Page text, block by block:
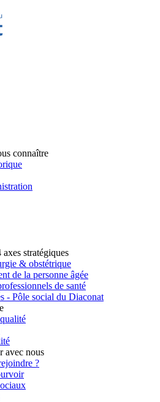
connaître
axes stratégiques
& obstétrique
de la personne âgée
de santé
- Pôle social du Diaconat
avec nous
?